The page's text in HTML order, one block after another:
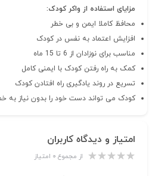
مزایای استفاده از واکر کودک:
محافظ کاملا ایمن و بی خطر
افزایش اعتماد به نفس در کودک
مناسب برای نوزادان از 6 تا 15 ماه
کمک به راه رفتن کودک با ایمنی کامل
تسریع در روند یادگیری راه افتادن کودک
کودک می تواند دست خود را بدون نیاز به
امتیاز و دیدگاه کاربران
از مجموع ۰ امتیاز